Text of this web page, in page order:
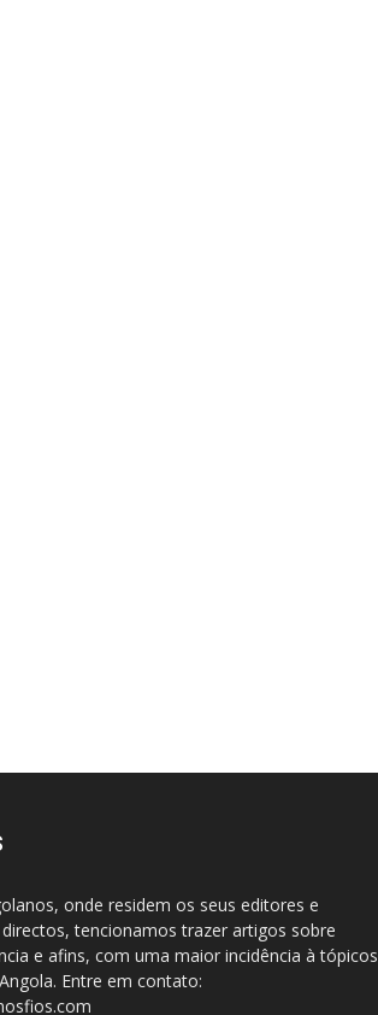
onde residem os seus editores e
tencionamos trazer artigos sobre
e afins, com uma maior incidência à tópicos
Entre em contato: